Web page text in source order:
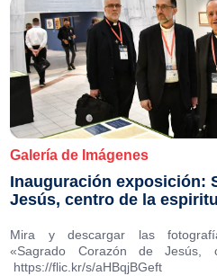
Galería de Imágenes
Inauguración exposición:
Jesús, centro de la
Mira y descargar las
«Sagrado Corazón de Jesús,
https://flic.kr/s/aHBqjBGeft